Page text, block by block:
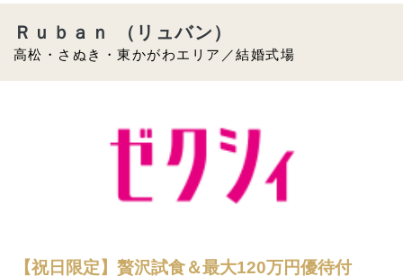
高松・さぬき・東かがわエリア／結婚式場
Ｒｕｂａｎ （リュバン）
【祝日限定】贅沢試食＆最大120万円優待付